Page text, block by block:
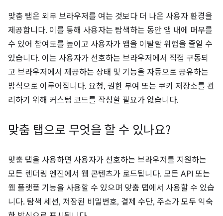
맞춤 탭은 외부 브라우저를 여는 것보다 더 나은 사용자 환경을
제공합니다. 이를 통해 사용자는 탐색하는 동안 앱 내에 머무를
수 있어 참여도를 높이고 사용자가 앱을 이탈할 위험을 줄일 수
있습니다. 이는 사용자가 선호하는 브라우저에서 직접 구동되
고 브라우저에서 제공하는 상태 및 기능을 자동으로 공유하는
방식으로 이루어집니다. 요청, 권한 부여 또는 쿠키 저장소를 관
리하기 위해 커스텀 코드를 작성할 필요가 없습니다.
맞춤 탭으로 무엇을 할 수 있나요?
맞춤 탭을 사용하면 사용자가 선호하는 브라우저를 지원하는
모든 렌더링 엔진에서 웹 콘텐츠가 로드됩니다. 모든 API 또는
웹 플랫폼 기능을 사용할 수 있으며 맞춤 탭에서 사용할 수 있습
니다. 탐색 세션, 저장된 비밀번호, 결제 수단, 주소가 모두 익숙